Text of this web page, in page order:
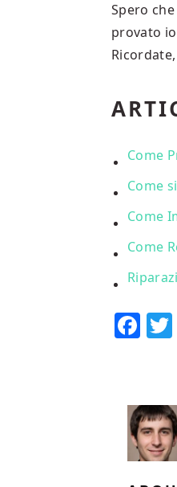
Spero
provato
Come
Come
Come
Come